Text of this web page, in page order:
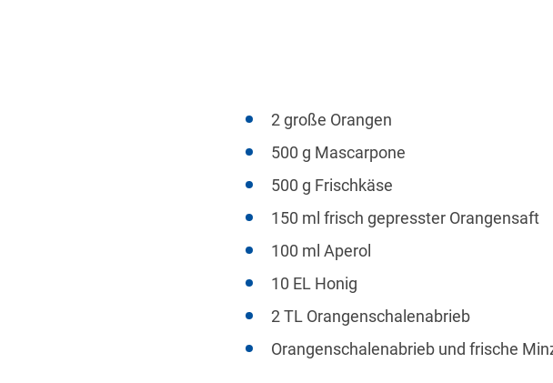
2 große Orangen
500 g Mascarpone
500 g Frischkäse
150 ml frisch gepresster Orangensaft
100 ml Aperol
10 EL Honig
2 TL Orangenschalenabrieb
Orangenschalenabrieb und frische